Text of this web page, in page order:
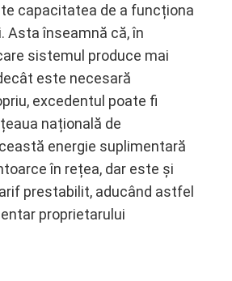
capacitatea de a funcționa
Asta înseamnă că, în
sistemul produce mai
este necesară
excedentul poate fi
națională de
energie suplimentară
în rețea, dar este și
prestabilit, aducând astfel
proprietarului